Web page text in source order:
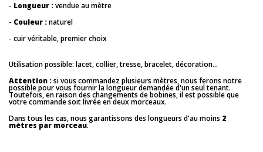
- Longueur :vendue au mètre
- Couleur :naturel
- cuir véritable, premier choix
Utilisation possible: lacet, collier, tresse, bracelet, décoration...
Attention :si vous commandez plusieurs mètres, nous ferons notre
possible pour vous fournir la longueur demandée d'un seul tenant.
Toutefois, en raison des changements de bobines, il est possible que
votre commande soit livrée en deux morceaux.
Dans tous les cas, nous garantissons des longueurs d'au moins 2
mètres par morceau.